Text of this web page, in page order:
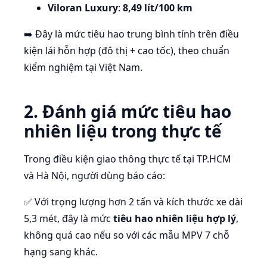
Viloran Luxury: 8,49 lít/100 km
➡️ Đây là mức tiêu hao trung bình tính trên điều
kiện lái hỗn hợp (đô thị + cao tốc), theo chuẩn
kiểm nghiệm tại Việt Nam.
2. Đánh giá mức tiêu hao
nhiên liệu trong thực tế
Trong điều kiện giao thông thực tế tại TP.HCM
và Hà Nội, người dùng báo cáo:
✅ Với trọng lượng hơn 2 tấn và kích thước xe dài
5,3 mét, đây là mức tiêu hao nhiên liệu hợp lý,
không quá cao nếu so với các mẫu MPV 7 chỗ
hạng sang khác.